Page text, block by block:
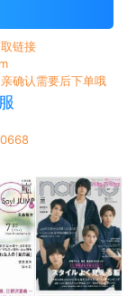
链接
确认需要后下单哦